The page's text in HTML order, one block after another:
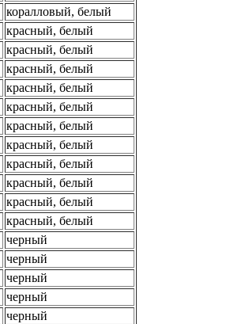
коралловый, белый
красный, белый
красный, белый
красный, белый
красный, белый
красный, белый
красный, белый
красный, белый
красный, белый
красный, белый
красный, белый
красный, белый
черный
черный
черный
черный
черный